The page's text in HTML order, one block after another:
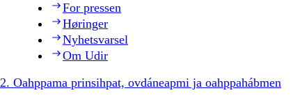
For pressen
Høringer
Nyhetsvarsel
Om Udir
2. Oahppama prinsihpat, ovdáneapmi ja oahppahábmen